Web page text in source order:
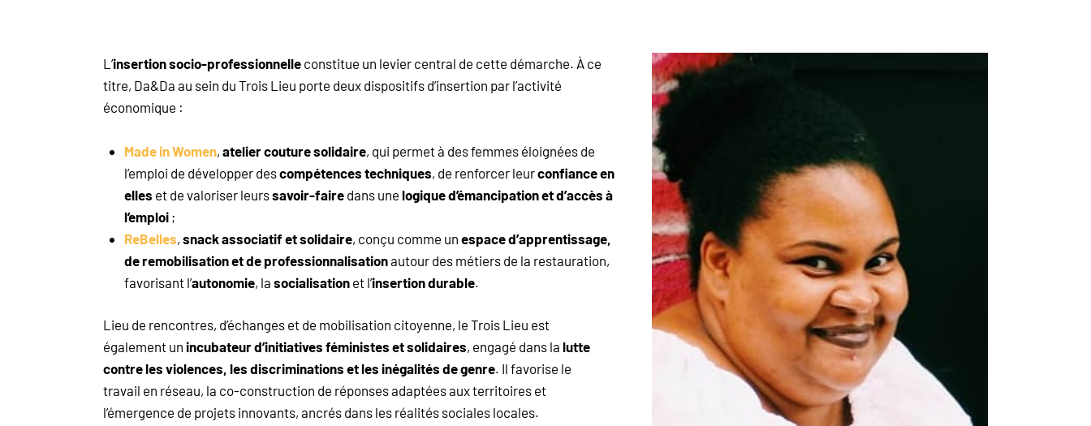
L’insertion socio-professionnelle constitue un levier central de cette démarche. À ce
titre, Da&Da au sein du Trois Lieu porte deux dispositifs d’insertion par l’activité
économique :
Made in Women, atelier couture solidaire, qui permet à des femmes éloignées de
l’emploi de développer descompétences techniques, de renforcer leurconfiance en
elles et de valoriser leurssavoir-fairedans une logique d’émancipation et d’accès à
l’emploi;
ReBelles, snack associatif et solidaire, conçu comme un espace d’apprentissage,
de remobilisation et de professionnalisationautour des métiers de la restauration,
favorisant l’autonomie, la socialisationet l’insertion durable.
Lieu de rencontres, d’échanges et de mobilisation citoyenne, le Trois Lieu est
également un incubateur d’initiatives féministes et solidaires, engagé dans la lutte
contre les violences, les discriminations et les inégalités de genre. Il favorise le
travail en réseau, la co-construction de réponses adaptées aux territoires et
l’émergence de projets innovants, ancrés dans les réalités sociales locales.